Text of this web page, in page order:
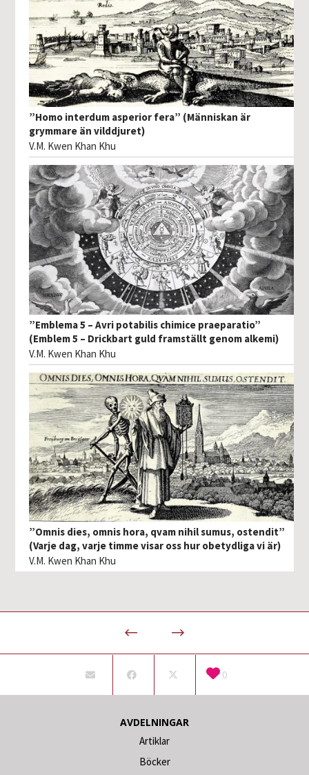
”Homo interdum asperior fera” (Människan är
grymmare än vilddjuret)
V.M. Kwen Khan Khu
”Emblema 5 – Avri potabilis chimice praeparatio”
(Emblem 5 – Drickbart guld framställt genom alkemi)
V.M. Kwen Khan Khu
”Omnis dies, omnis hora, qvam nihil sumus, ostendit”
(Varje dag, varje timme visar oss hur obetydliga vi är)
V.M. Kwen Khan Khu
0
AVDELNINGAR
Artiklar
Böcker